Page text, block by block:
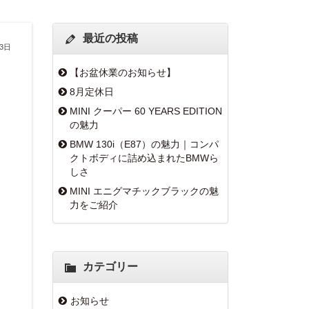
日
最近の投稿
【お盆休業のお知らせ】
8月定休日
MINI クーパー 60 YEARS EDITION
の魅力
BMW 130i（E87）の魅力｜コンパ
クトボディに詰め込まれたBMWら
しさ
MINI エニグマチックブラックの魅
力をご紹介
カテゴリー
お知らせ